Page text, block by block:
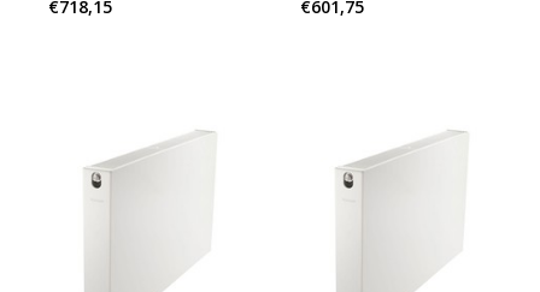
€718,15 €601,75